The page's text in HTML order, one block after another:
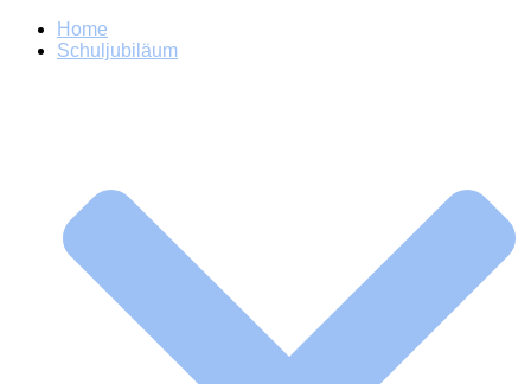
Home
Schuljubiläum